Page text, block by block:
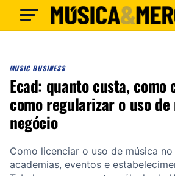
MUSIC BUSINESS
Ecad: quanto custa, como
como regularizar o uso
negócio
Como licenciar o uso de música
academias, eventos e